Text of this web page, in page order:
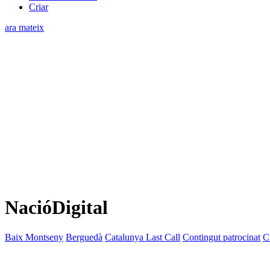
Criar
ara mateix
NacióDigital
Baix Montseny Berguedà Catalunya Last Call Contingut patrocinat